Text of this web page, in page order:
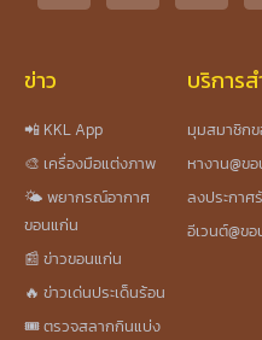
ข่าว
📲 KKL App
🎨 เครื่องมือแต่งภาพ
🌤️ พยากรณ์อากาศ
ขอนแก่น
📰 ข่าวขอนแก่น
🔥 ข่าวเด่นประเด็นร้อน
🎟️ ตรวจสลากกินแบ่ง
บริการ
มุมสมาชิก
หางาน@ข
ลงประกาศ
อีเวนต์@ข